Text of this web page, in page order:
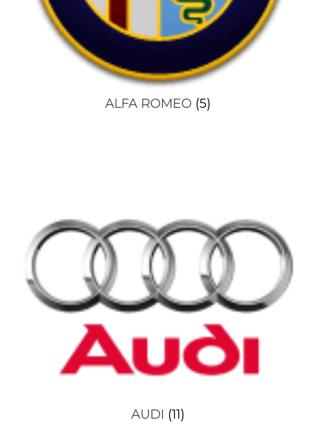
ALFA ROMEO (5)
AUDI (11)